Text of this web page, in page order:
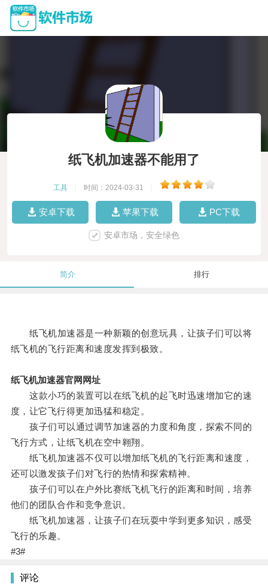
纸飞机加速器不能用了
工具 时间：2024-03-31
安卓下载 苹果下载 PC下载
安卓市场，安全绿色
简介 排行
纸飞机加速器是一种新颖的创意玩具，让孩子们可以将
纸飞机的飞行距离和速度发挥到极致。
纸飞机加速器官网网址
这款小巧的装置可以在纸飞机的起飞时迅速增加它的速
度，让它飞行得更加迅猛和稳定。
孩子们可以通过调节加速器的力度和角度，探索不同的
飞行方式，让纸飞机在空中翱翔。
纸飞机加速器不仅可以增加纸飞机的飞行距离和速度，
还可以激发孩子们对飞行的热情和探索精神。
孩子们可以在户外比赛纸飞机飞行的距离和时间，培养
他们的团队合作和竞争意识。
纸飞机加速器，让孩子们在玩耍中学到更多知识，感受
飞行的乐趣。
#3#
评论